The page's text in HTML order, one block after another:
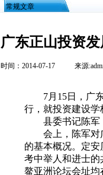
常规文章
广东正山投资
时间：2014-07-17 来源
7月15日，广东
行，就投资建设
县委书记陈军，
会上，陈军对广
的基本概况。定
考中举人和进士
鳌亚洲论坛会址